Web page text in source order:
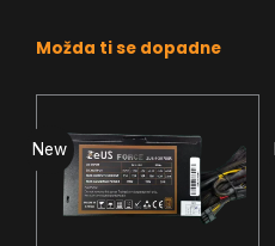
Možda ti se dopadne
New